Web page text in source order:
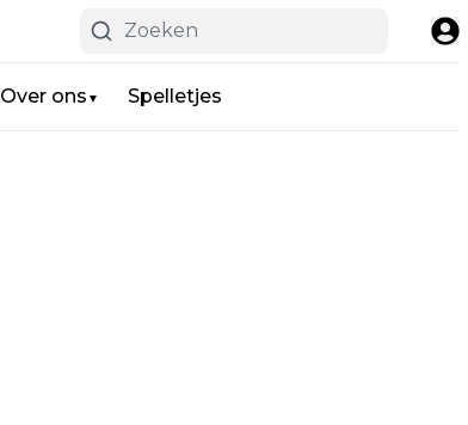
Over ons ▼ Spelletjes